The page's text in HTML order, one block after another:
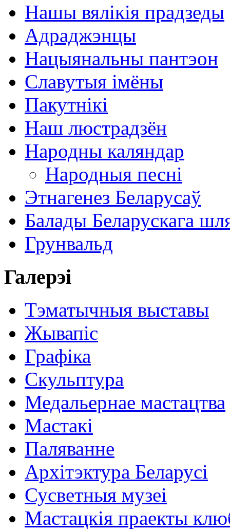
Нашы вялікія прадзеды
Адраджэнцы
Нацыянальны пантэон
Славутыя імёны
Пакутнікі
Наш люстрадзён
Народны каляндар
Народныя песні
Этнагенез Беларусаў
Балады Беларускага
Грунвальд
Галерэі
Тэматычныя выставы
Жывапіс
Графіка
Скульптура
Медальернае мастацтва
Мастакі
Паляванне
Архітэктура Беларусі
Сусветныя музеі
Мастацкія праекты